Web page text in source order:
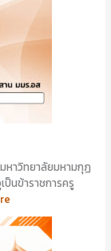
หาวิทยาลัยมหามกุฏ
นข้าราชการครู